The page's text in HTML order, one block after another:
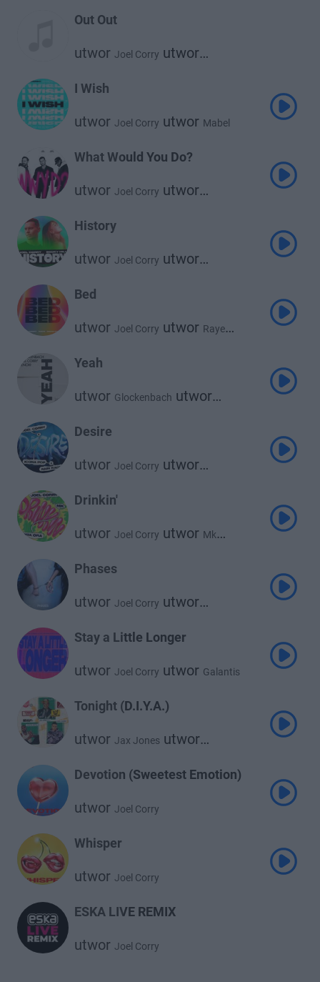
Out Out
utwor Joel Corry utwor
I Wish
utwor Joel Corry utwor Mabel
What Would You Do?
utwor Joel Corry utwor
History
utwor Joel Corry utwor
Bed
utwor Joel Corry utwor Raye
Yeah
utwor Glockenbach utwor
Desire
utwor Joel Corry utwor
Drinkin'
utwor Joel Corry utwor Mk
Phases
utwor Joel Corry utwor
Stay a Little Longer
utwor Joel Corry utwor Galantis
Tonight (D.I.Y.A.)
utwor Jax Jones utwor
Devotion (Sweetest Emotion)
utwor Joel Corry
Whisper
utwor Joel Corry
ESKA LIVE REMIX
utwor Joel Corry